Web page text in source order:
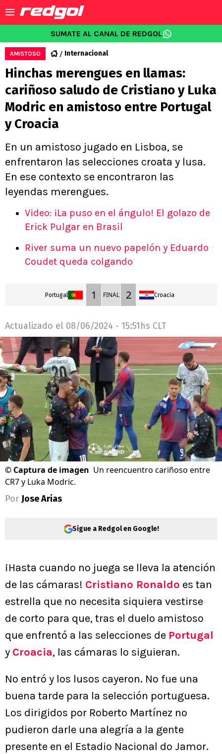
SUMATE AL CANAL DE REDGOL
AMISTOSO Internacional
Hinchas merengues en llamas:
cariñoso saludo de Cristiano y Luka
Modric en amistoso entre Portugal
y Croacia
En un amistoso jugado en Lisboa, se
enfrentaron las selecciones croata y lusa.
En ese contexto se encontraron las
leyendas merengues.
Video: ¡La puso en el ángulo! El golazo de
Erick Pulgar en Brasil
River suma un nuevo papelón y Eduardo
Coudet queda colgando
Portugal 1 FINAL 2 Croacia
Actualizado el 08/06/2024 - 15:51hs CLT
© Captura de imagen Un reencuentro cariñoso entre
CR7 y Luka Modric.
Por Jose Arias
Sigue a Redgol en Google!
¡Hasta cuando no juega se lleva la atención
de las cámaras! Cristiano Ronaldo es tan
estrella que no necesita siquiera vestirse
de corto para que, tras el duelo amistoso
que enfrentó a las selecciones de Portugal
y Croacia, las cámaras lo siguieran.
No entró y los lusos cayeron. No fue una
buena tarde para la selección portuguesa.
Los dirigidos por Roberto Martínez no
pudieron darle una alegría a la gente
presente en el Estadio Nacional do Jamor.